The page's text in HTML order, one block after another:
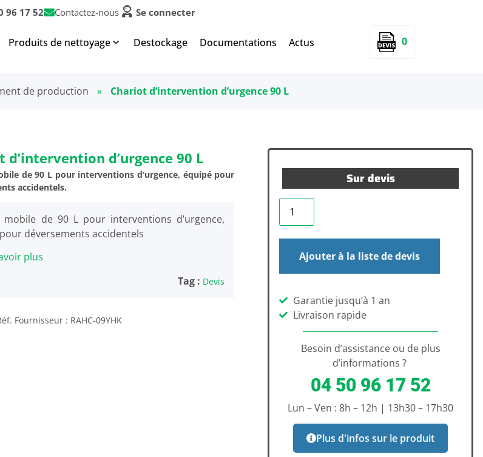
96 17 52 Contactez-nous Se connecter
Produits de nettoyage Destockage Documentations Actus 0
de production » Chariot d’intervention d’urgence 90 L
d’intervention d’urgence 90 L
de 90 L pour interventions d’urgence, équipé pour
accidentels.
mobile de 90 L pour interventions d’urgence,
déversements accidentels
plus
Tag : Devis
Fournisseur : RAHC-09YHK
Sur devis
Ajouter à la liste de devis
Garantie jusqu’à 1 an
Livraison rapide
Besoin d’assistance ou de plus
d’informations ?
04 50 96 17 52
Lun – Ven : 8h – 12h | 13h30 – 17h30
Plus d'infos sur le produit